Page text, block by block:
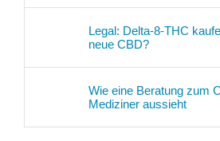
Legal: Delta-8-THC
neue CBD?
Wie eine Beratung zum
Mediziner aussieht